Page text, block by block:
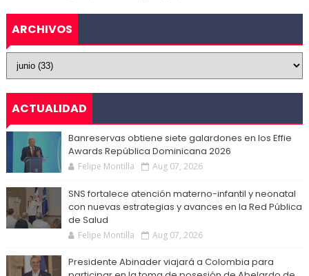
ARCHIVOS
ACTUALIDAD
Banreservas obtiene siete galardones en los Effie
Awards República Dominicana 2026
Felipe Montilla Aug 07, 2026
SNS fortalece atención materno-infantil y neonatal
con nuevas estrategias y avances en la Red Pública
de Salud
Felipe Montilla Aug 07, 2026
Presidente Abinader viajará a Colombia para